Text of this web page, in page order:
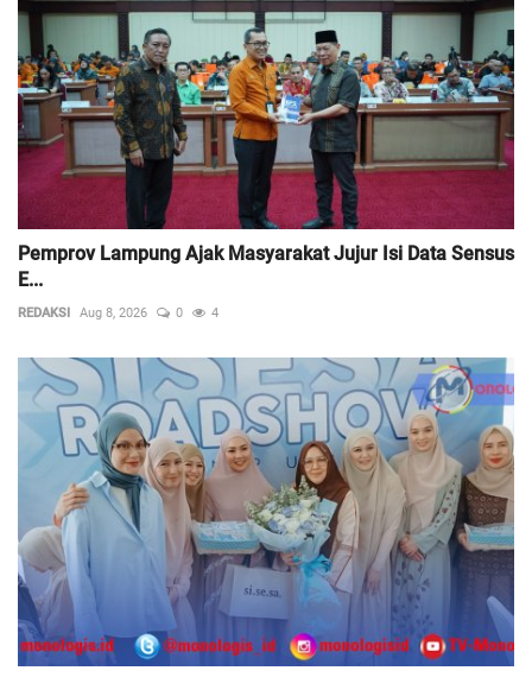
Pemprov Lampung Ajak Masyarakat Jujur Isi Data Sensus
E...
REDAKSI Aug 8, 2026 0 4